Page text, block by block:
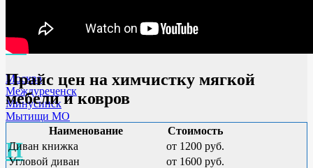
М
Москва
Междуреченск
Минусинск
Мытищи МО
Н
Прайс цен на химчистку мягкой
мебели и ковров
Наименование
Стоимость
Диван книжка
от 1200 руб.
Угловой диван
от 1600 руб.